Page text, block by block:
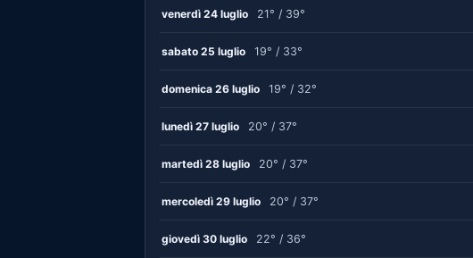
venerdì 24 luglio 21° / 39°
sabato 25 luglio 19° / 33°
domenica 26 luglio 19° / 32°
lunedì 27 luglio 20° / 37°
martedì 28 luglio 20° / 37°
mercoledì 29 luglio 20° / 37°
giovedì 30 luglio 22° / 36°